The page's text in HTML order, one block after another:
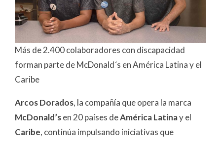
Más de 2.400 colaboradores con discapacidad
forman parte de McDonald´s en América Latina y el
Caribe
Arcos Dorados, la compañía que opera la marca
McDonald’sen 20 países deAmérica Latinay el
Caribe, continúa impulsando iniciativas que